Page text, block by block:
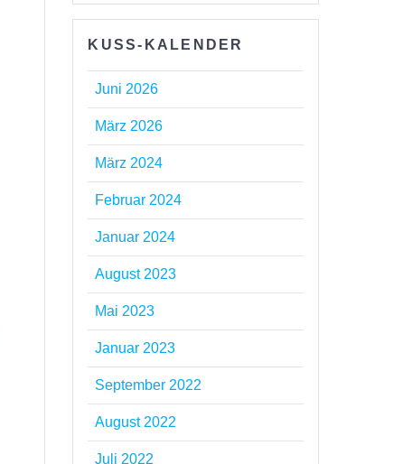
KUSS-KALENDER
Juni 2026
März 2026
März 2024
Februar 2024
Januar 2024
August 2023
Mai 2023
Januar 2023
September 2022
August 2022
Juli 2022